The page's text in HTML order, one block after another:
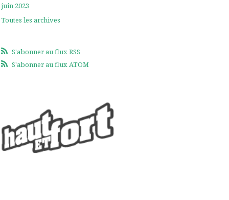
juin 2023
Toutes les archives
S'abonner au flux RSS
S'abonner au flux ATOM